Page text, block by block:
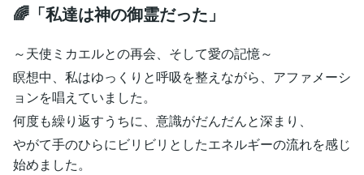
🌈「私達は神の御霊だった」
～天使ミカエルとの再会、そして愛の記憶～
瞑想中、私はゆっくりと呼吸を整えながら、アファメーシ
ョンを唱えていました。
何度も繰り返すうちに、意識がだんだんと深まり、
やがて手のひらにビリビリとしたエネルギーの流れを感じ
始めました。